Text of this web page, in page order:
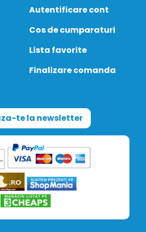
Autentificare cont
Cos de cumparaturi
Lista favorite
Finalizare comanda
te la newsletter